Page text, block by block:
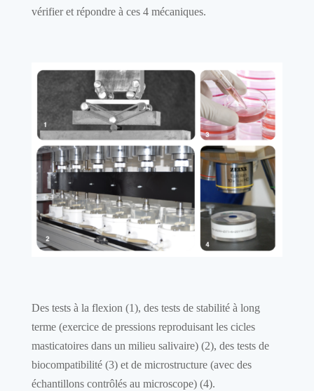
vérifier et répondre à ces 4 mécaniques.
Des tests à la flexion (1), des tests de stabilité à long
terme (exercice de pressions reproduisant les cicles
masticatoires dans un milieu salivaire) (2), des tests de
biocompatibilité (3) et de microstructure (avec des
échantillons contrôlés au microscope) (4).